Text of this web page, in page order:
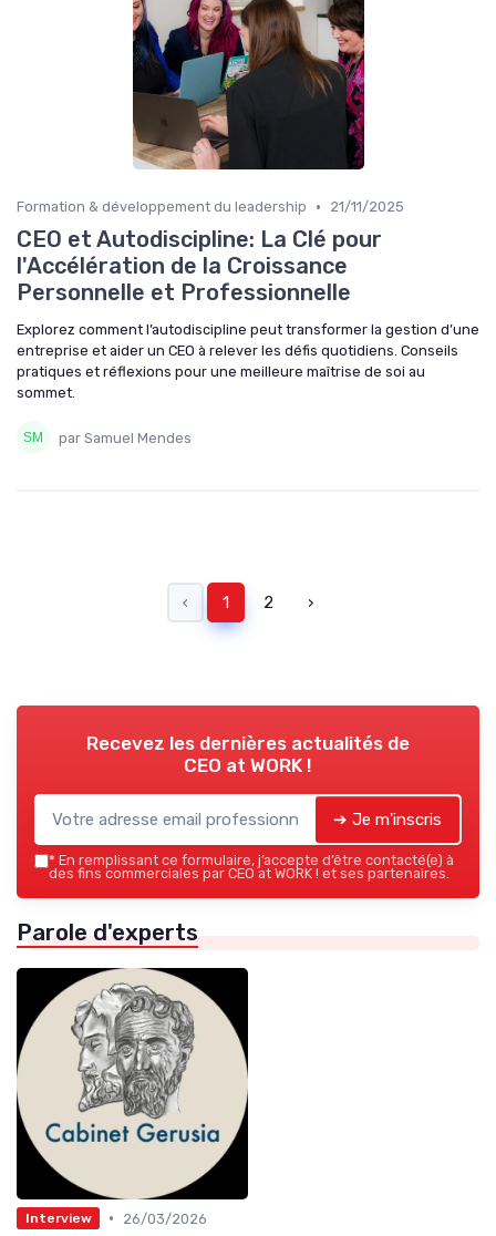
Formation & développement du leadership • 21/11/2025
CEO et Autodiscipline: La Clé pour
l'Accélération de la Croissance
Personnelle et Professionnelle
Explorez comment l’autodiscipline peut transformer la gestion d’une
entreprise et aider un CEO à relever les défis quotidiens. Conseils
pratiques et réflexions pour une meilleure maîtrise de soi au
sommet.
par Samuel Mendes
‹ 1 2 ›
Recevez les dernières actualités de
CEO at WORK !
➔ Je m'inscris
* En remplissant ce formulaire, j’accepte d’être contacté(e) à
des fins commerciales par CEO at WORK ! et ses partenaires.
Parole d'experts
Interview •
26/03/2026